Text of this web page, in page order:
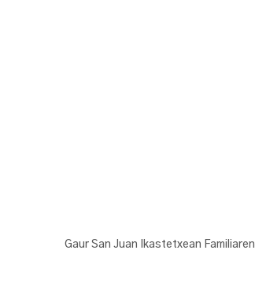
Gaur San Juan Ikastetxean